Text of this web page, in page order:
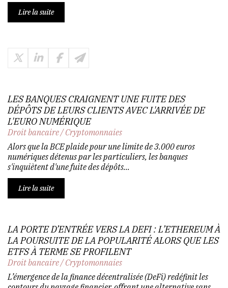
Lire la suite
LES BANQUES CRAIGNENT UNE FUITE DES
DÉPÔTS DE LEURS CLIENTS AVEC L'ARRIVÉE DE
L'EURO NUMÉRIQUE
Droit bancaire/Cryptomonnaies
Alors que la BCE plaide pour une limite de 3.000 euros
numériques détenus par les particuliers, les banques
s'inquiètent d'une fuite des dépôts...
Lire la suite
LA PORTE D’ENTRÉE VERS LA DEFI : L’ETHEREUM À
LA POURSUITE DE LA POPULARITÉ ALORS QUE LES
ETFS À TERME SE PROFILENT
Droit bancaire/Cryptomonnaies
L’émergence de la finance décentralisée (DeFi) redéfinit les